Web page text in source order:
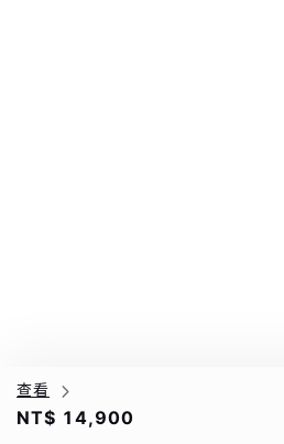
查看
NT$ 14,900